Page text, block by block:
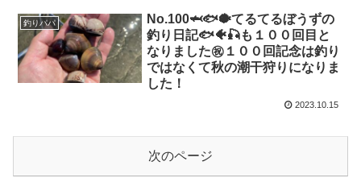
釣りパパ
No.100🦈🐟🐡てるてるぼうずの
釣り日記🐟🐠🎣も１００回目と
なりました㊗️１００回記念は釣り
ではなくて秋の潮干狩りになりま
した！
2023.10.15
次のページ